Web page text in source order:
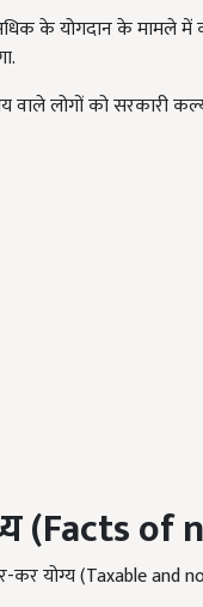
के योगदान के मामले में
लोगों को सरकारी
(Facts of
योग्य (Taxable and